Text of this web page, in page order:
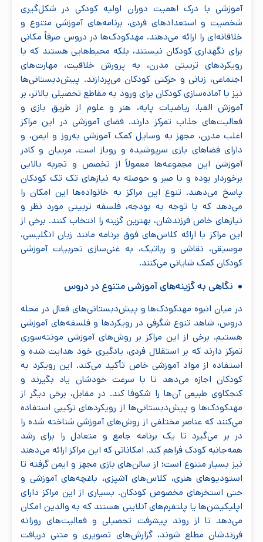
آموزشی با درک اهمیت دوران اولیه کودکی در شکل‌گیری
شخصیت و استعدادهای فردی، برنامه‌های آموزشی متنوع و
خلاقانه‌ای را ارائه می‌دهند. مهدکودک‌ها در دروس صرفاً مکانی
برای نگهداری کودکان نیستند، بلکه محیط‌هایی هستند که با
رویکردهای تربیتی مدرن، به پرورش خلاقیت، مهارت‌های
اجتماعی، زبانی و حرکتی کودکان می‌پردازند. پیش‌دبستانی‌ها
نیز با آماده‌سازی کودکان برای ورود به مقاطع تحصیلی بالاتر، بر
آموزش الفبا، ریاضیات پایه، هنر و علوم از طریق بازی و
فعالیت‌های جذاب تمرکز دارند. فضای آموزشی در این مراکز
اغلب مدرن، مجهز به وسایل کمک آموزشی به‌روز و ایمن، و
دارای فضاهای بازی سرپوشیده و روباز است. مربیان و کادر
آموزشی این مجموعه‌ها معمولاً از تخصص و تجربه بالایی
برخوردار بوده و با صبر و حوصله به نیازهای تک تک کودکان
پاسخ می‌دهند. تنوع این مراکز به خانواده‌ها این امکان را
می‌دهد که با توجه به بودجه، فلسفه تربیتی مورد نظر و
نیازهای خاص فرزندشان، بهترین گزینه را انتخاب کنند. برخی از
این مراکز با ارائه کلاس‌های فوق برنامه مانند زبان انگلیسی،
موسیقی، نقاشی و رباتیک، به غنی‌سازی تجربیات آموزشی
کودکان کمک شایانی می‌کنند.
نگاهی به گزینه‌های آموزشی متنوع در دروس
در میان انبوه مهدکودک‌ها و پیش‌دبستانی‌های فعال در محله
دروس، شاهد تنوع شگرفی در رویکردها و فلسفه‌های آموزشی
هستیم. برخی از این مراکز بر روش‌های آموزشی مونته‌سوری
تمرکز دارند که بر استقلال فردی، یادگیری خود هدایت شده و
استفاده از مواد آموزشی خاص تأکید می‌کند. این رویکرد به
کودکان اجازه می‌دهد تا با سرعت خودشان یاد بگیرند و
کنجکاوی طبیعی آن‌ها را شکوفا کند. در مقابل، برخی دیگر از
مهدکودک‌ها و پیش‌دبستانی‌ها از رویکردهای ترکیبی استفاده
می‌کنند که عناصر مختلفی از روش‌های آموزشی شناخته شده را
در بر می‌گیرد تا یک برنامه جامع و متعادل را برای رشد
همه‌جانبه کودک فراهم کند. امکاناتی که این مراکز ارائه می‌دهند
نیز بسیار متنوع است؛ از سالن‌های بازی مجهز و ایمن گرفته تا
استودیوهای هنری، کلاس‌های آشپزی، باغچه‌های آموزشی و
حتی استخرهای مخصوص کودکان. بسیاری از این مراکز دارای
اپلیکیشن‌ها یا پلتفرم‌های آنلاینی هستند که به والدین امکان
می‌دهد تا از روند پیشرفت تحصیلی و فعالیت‌های روزانه
فرزندشان مطلع شوند، گزارش‌های تصویری و متنی دریافت